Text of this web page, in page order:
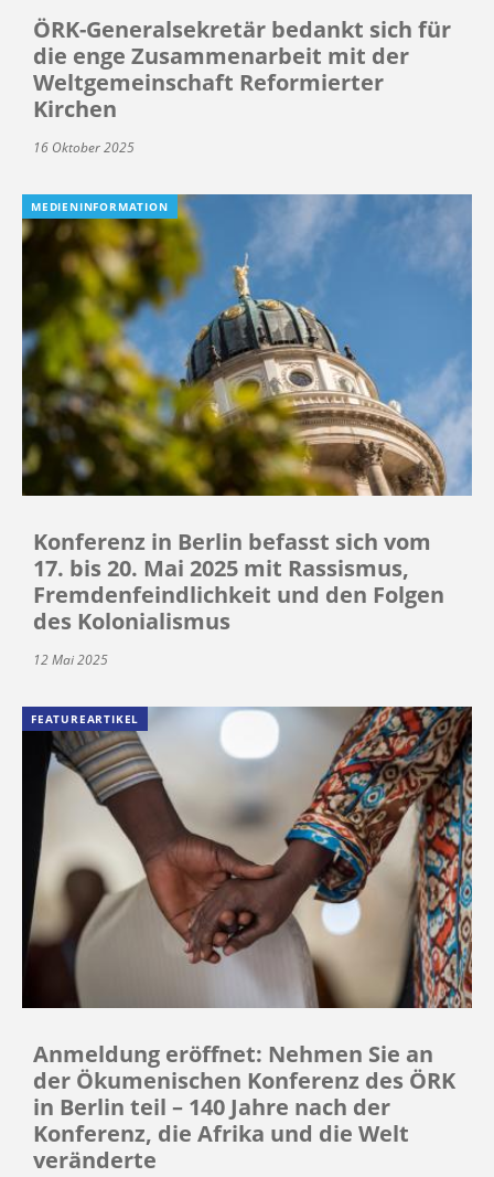
ÖRK-Generalsekretär bedankt sich für
die enge Zusammenarbeit mit der
Weltgemeinschaft Reformierter
Kirchen
16 Oktober 2025
MEDIENINFORMATION
Konferenz in Berlin befasst sich vom
17. bis 20. Mai 2025 mit Rassismus,
Fremdenfeindlichkeit und den Folgen
des Kolonialismus
12 Mai 2025
FEATUREARTIKEL
Anmeldung eröffnet: Nehmen Sie an
der Ökumenischen Konferenz des ÖRK
in Berlin teil – 140 Jahre nach der
Konferenz, die Afrika und die Welt
veränderte